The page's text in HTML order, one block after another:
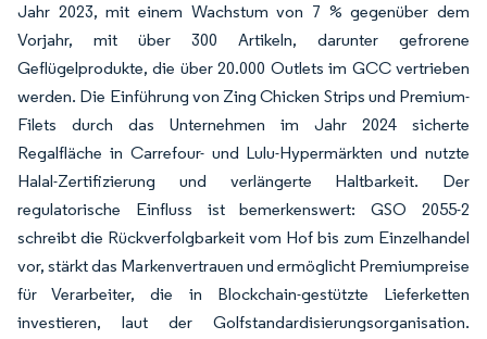
Jahr 2023, mit einem Wachstum von 7 % gegenüber dem
Vorjahr, mit über 300 Artikeln, darunter gefrorene
Geflügelprodukte, die über 20.000 Outlets im GCC vertrieben
werden. Die Einführung von Zing Chicken Strips und Premium-
Filets durch das Unternehmen im Jahr 2024 sicherte
Regalfläche in Carrefour- und Lulu-Hypermärkten und nutzte
Halal-Zertifizierung und verlängerte Haltbarkeit. Der
regulatorische Einfluss ist bemerkenswert: GSO 2055-2
schreibt die Rückverfolgbarkeit vom Hof bis zum Einzelhandel
vor, stärkt das Markenvertrauen und ermöglicht Premiumpreise
für Verarbeiter, die in Blockchain-gestützte Lieferketten
investieren, laut der Golfstandardisierungsorganisation.